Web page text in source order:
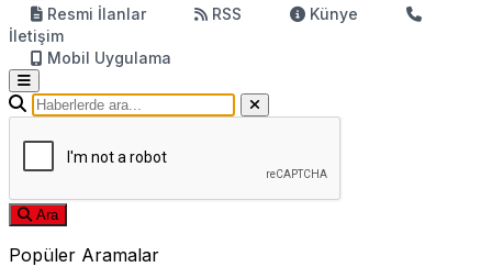
Resmi İlanlar
RSS
Künye
İletişim
Mobil Uygulama
Ara
Popüler Aramalar